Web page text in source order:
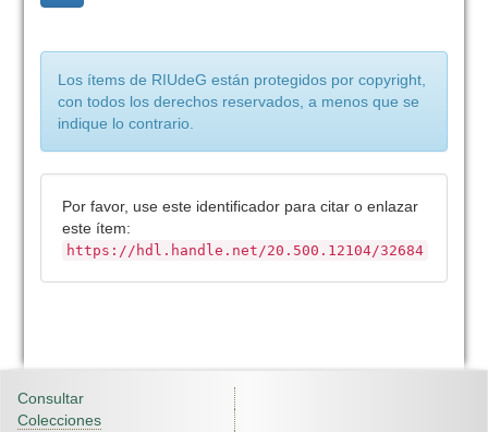
Los ítems de RIUdeG están protegidos por copyright,
con todos los derechos reservados, a menos que se
indique lo contrario.
Por favor, use este identificador para citar o enlazar
este ítem:
https://hdl.handle.net/20.500.12104/32684
Consultar
Colecciones